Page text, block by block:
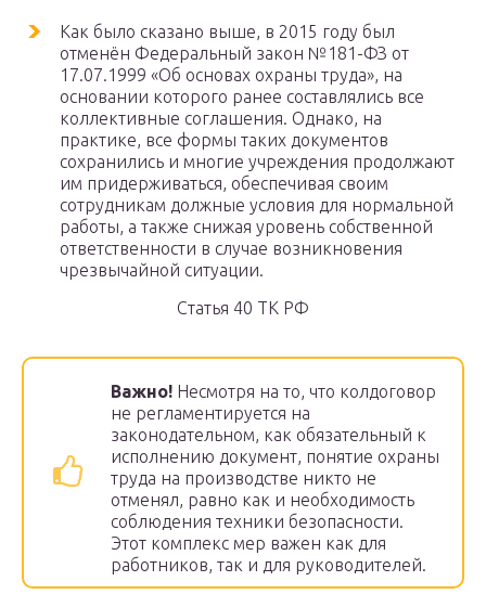
Как было сказано выше, в 2015 году был
отменён Федеральный закон №181-ФЗ от
17.07.1999 «Об основах охраны труда», на
основании которого ранее составлялись все
коллективные соглашения. Однако, на
практике, все формы таких документов
сохранились и многие учреждения продолжают
им придерживаться, обеспечивая своим
сотрудникам должные условия для нормальной
работы, а также снижая уровень собственной
ответственности в случае возникновения
чрезвычайной ситуации.
Статья 40 ТК РФ
Важно! Несмотря на то, что колдоговор
не регламентируется на
законодательном, как обязательный к
исполнению документ, понятие охраны
труда на производстве никто не
отменял, равно как и необходимость
соблюдения техники безопасности.
Этот комплекс мер важен как для
работников, так и для руководителей.